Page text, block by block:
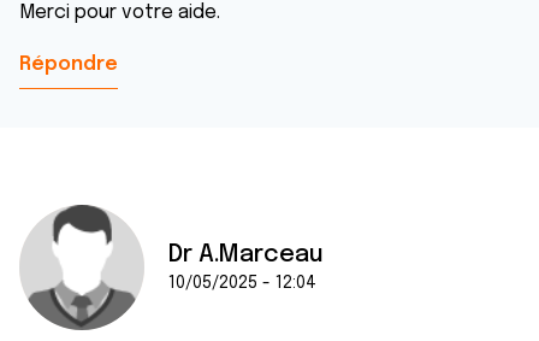
Merci pour votre aide.
Répondre
Dr A.Marceau
10/05/2025 - 12:04